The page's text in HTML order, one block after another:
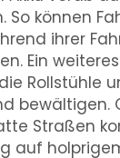
So können
ihrer
Ein
Rollstühle
bewältigen.
Straßen
auf